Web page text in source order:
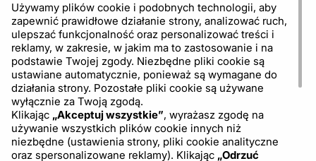
PL USD - US Dollar ($)
Używamy plików cookie i podobnych technologii, aby
zapewnić prawidłowe działanie strony, analizować ruch,
ulepszać funkcjonalność oraz personalizować treści i
reklamy, w zakresie, w jakim ma to zastosowanie i na
podstawie Twojej zgody. Niezbędne pliki cookie są
ustawiane automatycznie, ponieważ są wymagane do
działania strony. Pozostałe pliki cookie są używane
wyłącznie za Twoją zgodą.
Klikając „Akceptuj wszystkie”, wyrażasz zgodę na
używanie wszystkich plików cookie innych niż
niezbędne (ustawienia strony, pliki cookie analityczne
oraz spersonalizowane reklamy). Klikając „Odrzuć